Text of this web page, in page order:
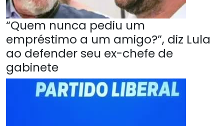
“Quem nunca pediu um
empréstimo a um amigo?”, diz Lula
ao defender seu ex-chefe de
gabinete